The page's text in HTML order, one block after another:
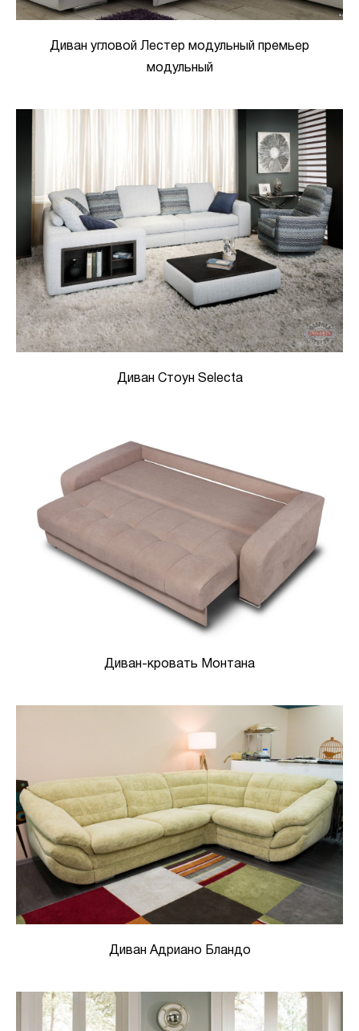
Диван угловой Лестер модульный премьер
модульный
Диван Стоун Selecta
Диван-кровать Монтана
Диван Адриано Бландо